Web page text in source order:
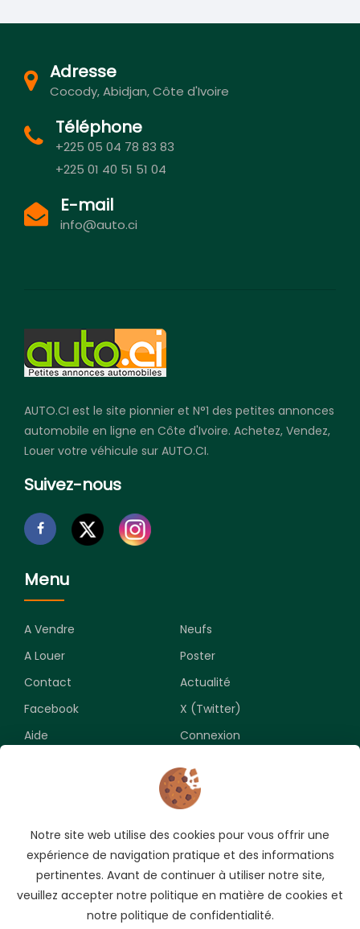
Adresse
Cocody, Abidjan, Côte d'Ivoire
Téléphone
+225 05 04 78 83 83
+225 01 40 51 51 04
E-mail
info@auto.ci
AUTO.CI est le site pionnier et N°1 des petites annonces
automobile en ligne en Côte d'Ivoire. Achetez, Vendez,
Louer votre véhicule sur AUTO.CI.
Suivez-nous
Menu
A Vendre
Neufs
A Louer
Poster
Contact
Actualité
Facebook
X (Twitter)
Aide
Connexion
Souscrivez pour recevoir les meilleures opportunités.
Notre site web utilise des cookies pour vous offrir une
expérience de navigation pratique et des informations
pertinentes. Avant de continuer à utiliser notre site,
veuillez accepter notre politique en matière de cookies et
notre politique de confidentialité.